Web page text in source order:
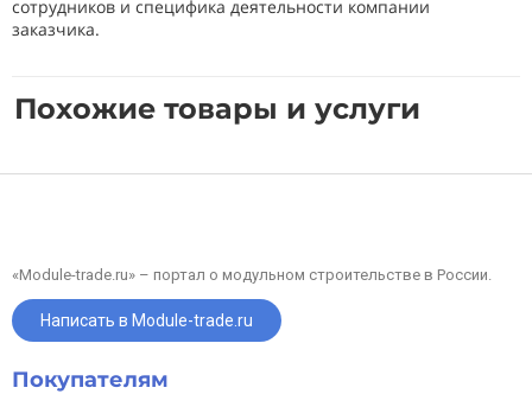
сотрудников и специфика деятельности компании
заказчика.
Похожие товары и услуги
«Module-trade.ru» – портал о модульном строительстве в России.
Написать в Module-trade.ru
Покупателям